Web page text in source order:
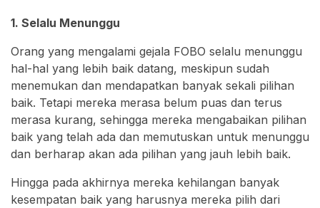
1. Selalu Menunggu
Orang yang mengalami gejala FOBO selalu menunggu
hal-hal yang lebih baik datang, meskipun sudah
menemukan dan mendapatkan banyak sekali pilihan
baik. Tetapi mereka merasa belum puas dan terus
merasa kurang, sehingga mereka mengabaikan pilihan
baik yang telah ada dan memutuskan untuk menunggu
dan berharap akan ada pilihan yang jauh lebih baik.
Hingga pada akhirnya mereka kehilangan banyak
kesempatan baik yang harusnya mereka pilih dari